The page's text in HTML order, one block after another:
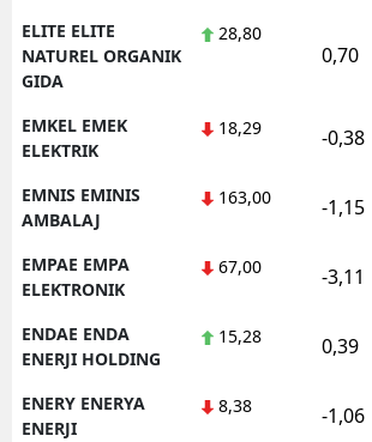
ELITE ELITE
NATUREL ORGANIK
GIDA
28,80
0,70
EMKEL EMEK
ELEKTRIK
18,29 -0,38
EMNIS EMINIS
AMBALAJ
163,00 -1,15
EMPAE EMPA
ELEKTRONIK
67,00 -3,11
ENDAE ENDA
ENERJI HOLDING
15,28 0,39
ENERY ENERYA
ENERJI
8,38 -1,06